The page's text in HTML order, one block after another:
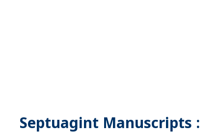
Septuagint Manuscripts :